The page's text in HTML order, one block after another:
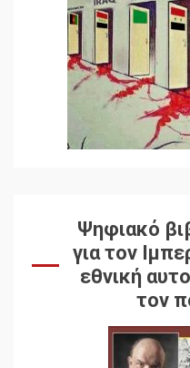
Ψηφιακό
για τον
εθνική
τον